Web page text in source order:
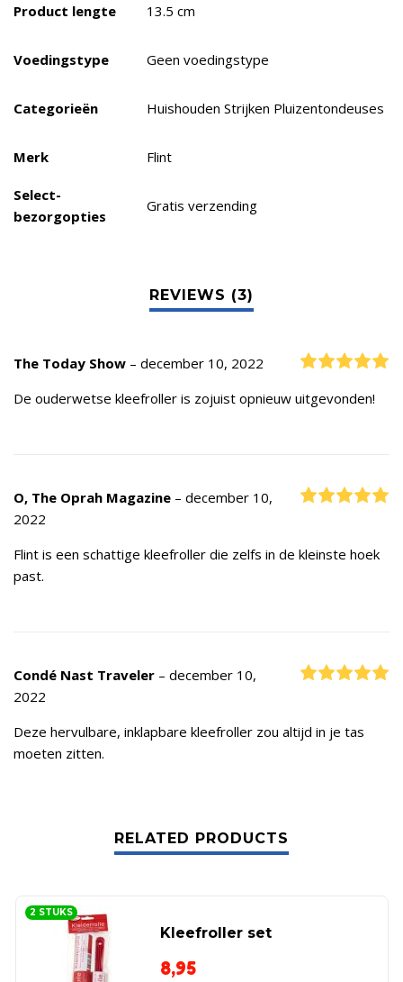
Product lengte 13.5 cm
Voedingstype Geen voedingstype
Categorieën Huishouden Strijken Pluizentondeuses
Merk Flint
Select-
bezorgopties
Gratis verzending
The Today Show – december 10, 2022
De ouderwetse kleefroller is zojuist opnieuw uitgevonden!
O, The Oprah Magazine – december 10,
2022
Flint is een schattige kleefroller die zelfs in de kleinste hoek
past.
Condé Nast Traveler – december 10,
2022
Deze hervulbare, inklapbare kleefroller zou altijd in je tas
moeten zitten.
RELATED PRODUCTS
2 STUKS
Kleefroller set
8,95